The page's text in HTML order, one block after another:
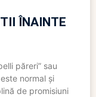
ÎNAINTE
păreri” sau
normal și
de promisiuni